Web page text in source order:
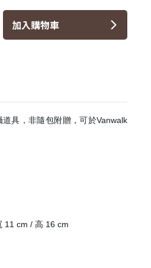
加入購物車
具，非隨包附贈，可於Vanwalk
11 cm / 高 16 cm